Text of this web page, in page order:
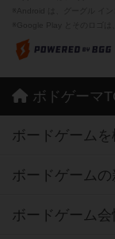
ボドゲーマ
ボードゲームを
ボードゲーム
ボードゲーム会